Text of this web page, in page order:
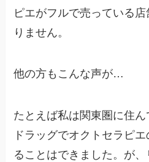
ピエがフルで売っている
りません。
他の方もこんな声が…
たとえば私は関東圏に住
ドラッグでオクトセラピ
ることはできました。が、